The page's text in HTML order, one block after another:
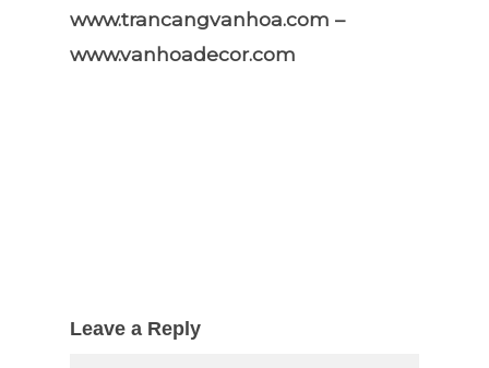
www.trancangvanhoa.com –
www.vanhoadecor.com
Leave a Reply